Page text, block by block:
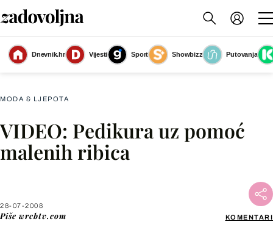
Dnevnik.hr Vijesti Sport Showbizz
Putovanja
Slika nije dostupna
MODA & LJEPOTA
VIDEO: Pedikura uz pomoć
malenih ribica
28-07-2008
Piše wrcbtv.com KOMENTARI
Facebook